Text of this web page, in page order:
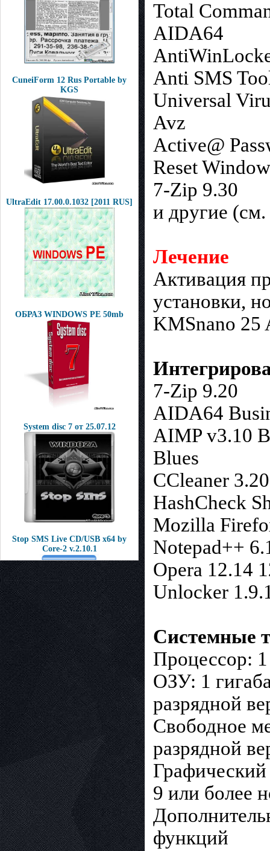
CuneiForm 12 Rus Portable by
KGS
UltraEdit 17.00.0.1032 [2011 RUS]
ОБРАЗ WINDOWS PE 50mb
System disc 7 от 25.07.12
Stop SMS Live CD/USB x64 by
Core-2 v.2.10.1
Total
AIDA64
Anti SMS
Universal
Avz
Active@
Reset
7-Zip 9.30
и другие
Лечение
Активация
установки,
KMSnano 25
7-Zip 9.20
AIDA64
AIMP v3.10
Blues
CCleaner 3.20
HashCheck
Mozilla
Notepad++
Opera 12.14
Unlocker
Системные
Процессор:
ОЗУ: 1
разрядной
Свободное
разрядной
9 или более
функций